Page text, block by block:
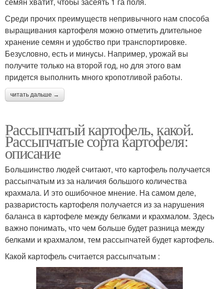
Среди прочих преимуществ непривычного нам способа
выращивания картофеля можно отметить длительное
хранение семян и удобство при транспортировке.
Безусловно, есть и минусы. Например, урожай вы
получите только на второй год, но для этого вам
придется выполнить много кропотливой работы.
читать дальше →
Рассыпчатый картофель, какой.
Рассыпчатые сорта картофеля:
описание
Большинство людей считают, что картофель получается
рассыпчатым из за наличия большого количества
крахмала. И это ошибочное мнение. На самом деле,
разваристость картофеля получается из за нарушения
баланса в картофеле между белками и крахмалом. Здесь
важно понимать, что чем больше будет разница между
белками и крахмалом, тем рассыпчатей будет картофель.
Какой картофель считается рассыпчатым :